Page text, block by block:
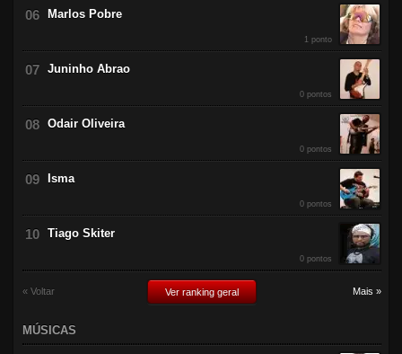
Marlos Pobre
1 ponto
Juninho Abrao
0 pontos
Odair Oliveira
0 pontos
Isma
0 pontos
Tiago Skiter
0 pontos
« Voltar Ver ranking geral Mais »
MÚSICAS